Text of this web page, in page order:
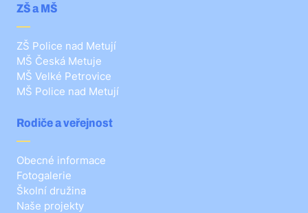
ZŠ a MŠ
ZŠ Police nad Metují
MŠ Česká Metuje
MŠ Velké Petrovice
MŠ Police nad Metují
Rodiče a veřejnost
Obecné informace
Fotogalerie
Školní družina
Naše projekty